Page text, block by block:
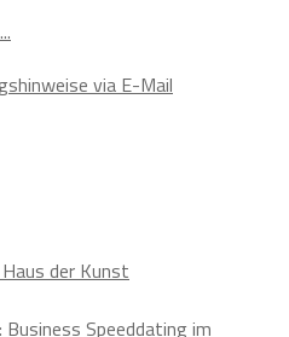
via E-Mail
der Kunst
Speeddating im